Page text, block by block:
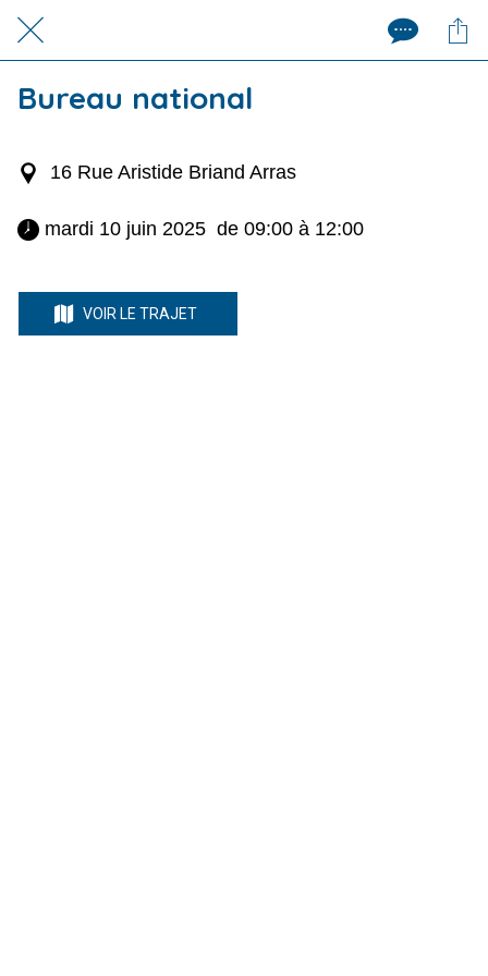
Bureau national
16 Rue Aristide Briand Arras
mardi 10 juin 2025  de 09:00 à 12:00
VOIR LE TRAJET